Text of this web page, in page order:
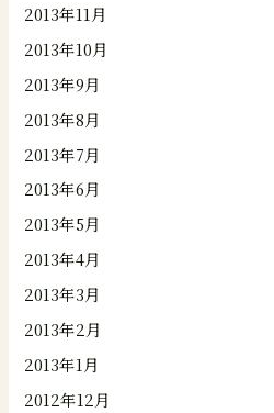
2013年11月
2013年10月
2013年9月
2013年8月
2013年7月
2013年6月
2013年5月
2013年4月
2013年3月
2013年2月
2013年1月
2012年12月